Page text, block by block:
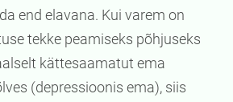
end elavana. Kui varem on
tekke peamiseks põhjuseks
kättesaamatut ema
(depressioonis ema), siis